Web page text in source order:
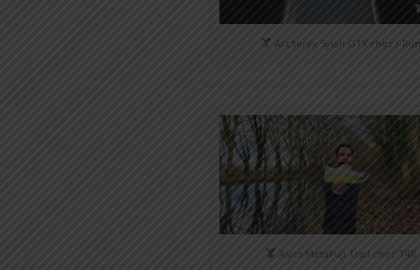
Arc'teryx Sylan GTX chez i-Run
Asics MetaFuji Trail chez T4R